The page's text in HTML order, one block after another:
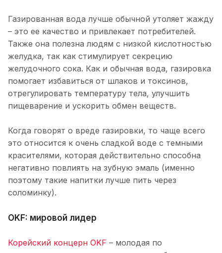
Газированная вода лучше обычной утоляет жажду
– это ее качество и привлекает потребителей.
Также она полезна людям с низкой кислотностью
желудка, так как стимулирует секрецию
желудочного сока. Как и обычная вода, газировка
помогает избавиться от шлаков и токсинов,
отрегулировать температуру тела, улучшить
пищеварение и ускорить обмен веществ.
Когда говорят о вреде газировки, то чаще всего
это относится к очень сладкой воде с темными
красителями, которая действительно способна
негативно повлиять на зубную эмаль (именно
поэтому такие напитки лучше пить через
соломинку).
OKF: мировой лидер
Корейский концерн OKF – молодая по